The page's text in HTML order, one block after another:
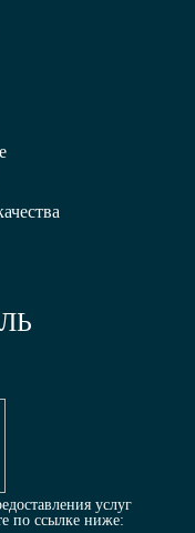
услуг
по ссылке ниже: